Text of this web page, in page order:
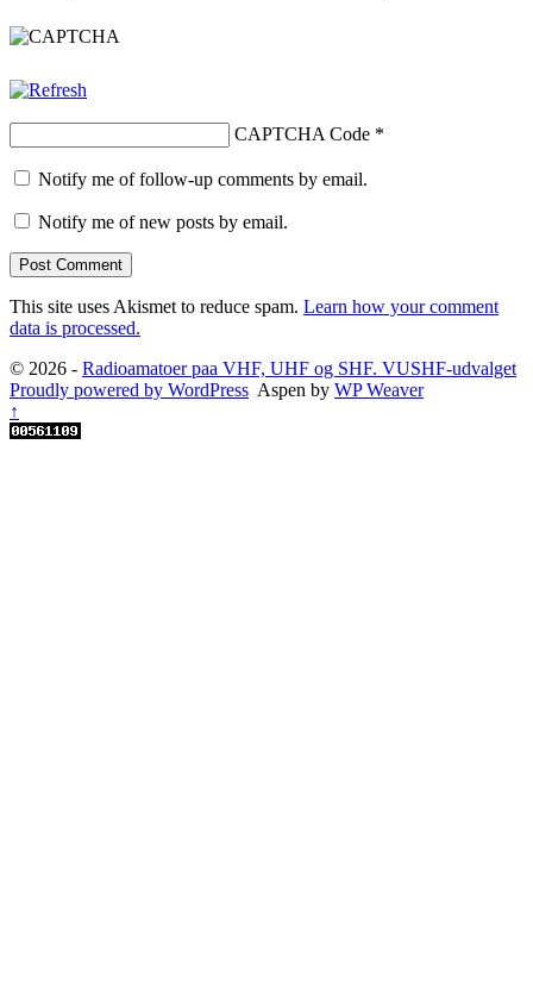
CAPTCHA Code *
Notify me of follow-up comments by email.
Notify me of new posts by email.
This site uses Akismet to reduce spam. Learn how your comment
data is processed.
© 2026 - Radioamatoer paa VHF, UHF og SHF. VUSHF-udvalget
Proudly powered by WordPress Aspen by WP Weaver
↑